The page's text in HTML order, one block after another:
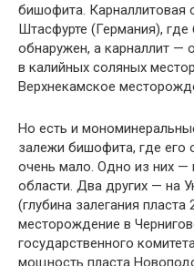
бишофита. Карналлитовая
Штасфурте (Германия),
обнаружен, а карналлит —
в калийных соляных
Верхнекамское
Но есть и
залежи бишофита, где его
очень мало. Одно из них —
области. Два других — на
(глубина залегания
месторождение в
государственного
мощность пласта